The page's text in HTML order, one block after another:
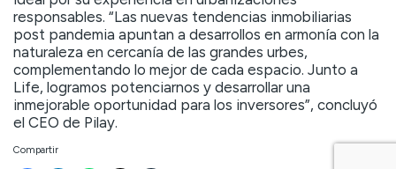
responsables. “Las nuevas tendencias inmobiliarias
post pandemia apuntan a desarrollos en armonía con la
naturaleza en cercanía de las grandes urbes,
complementando lo mejor de cada espacio. Junto a
Life, logramos potenciarnos y desarrollar una
inmejorable oportunidad para los inversores”, concluyó
el CEO de Pilay.
Compartir